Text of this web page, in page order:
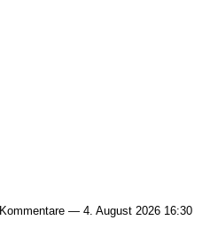
Kommentare — 4. August 2026 16:30